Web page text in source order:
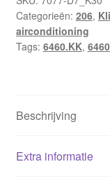
Categorieën: 206,
airconditioning
Tags: 6460.KK,
Beschrijving
Extra informatie